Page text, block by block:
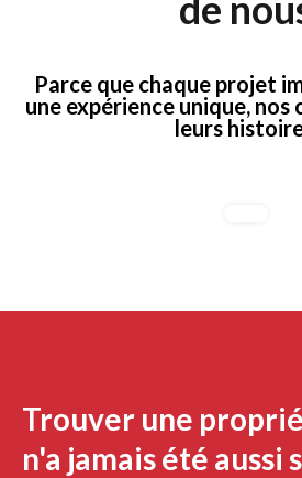
Parce que chaque projet
une expérience unique,
leurs
Trouver une
n'a jamais été aussi